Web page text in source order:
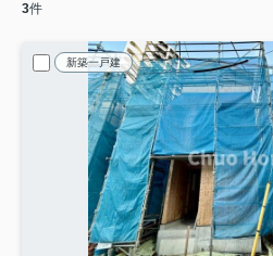
3件
新築一戸建